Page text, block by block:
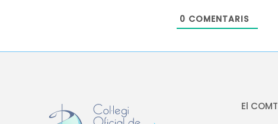
0 COMENTARIS
El COMT